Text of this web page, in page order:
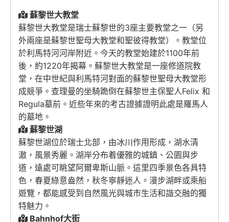
蘇黎世大教堂
蘇黎世大教堂是瑞士蘇黎世的3座主要教堂之一（另
外兩座是蘇黎世聖母大教堂和聖彼得教堂）。教堂位
於利馬特河河岸附近。今天的教堂始建於1100年前
後，約1220年揭幕。蘇黎世大教堂是一座修道院教
堂，在中世紀與利馬特河對面的蘇黎世聖母大教堂形
成競爭。查理曼的坐騎跪倒在蘇黎世主保聖人Felix 和
Regula墓前。近些年來的考古證據證明此處是羅馬人
的墓地。
蘇黎世湖
蘇黎世湖位於瑞士北部，由冰川作用形成，湖水清
澈，風景秀麗。湖岸分布着優雅的城鎮、公園與步
道，遠處可眺望阿爾卑斯山脈。這里四季景色各具特
色，春夏綠意盎然，秋冬寧靜迷人。漫步湖畔或乘船
遊覽，都能感受到自然風光與城市生活和諧交融的獨
特魅力。
Bahnhof大街